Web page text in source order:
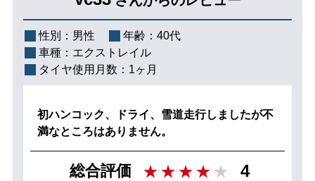
性別： 男性 年齢： 40代
車種： エクストレイル
タイヤ使用月数： 1ヶ月
初ハンコック、ドライ、雪道走行しましたが不
満なところはありません。
総合評価 4